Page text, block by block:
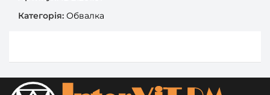
Категорія: Обвалка